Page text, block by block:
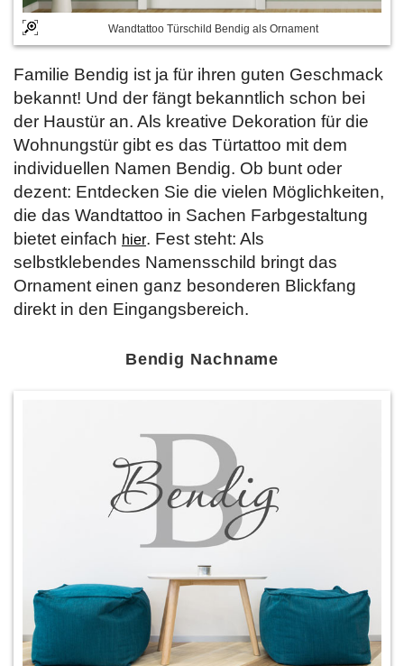
Wandtattoo Türschild Bendig als Ornament
Familie Bendig ist ja für ihren guten Geschmack
bekannt! Und der fängt bekanntlich schon bei
der Haustür an. Als kreative Dekoration für die
Wohnungstür gibt es das Türtattoo mit dem
individuellen Namen Bendig. Ob bunt oder
dezent: Entdecken Sie die vielen Möglichkeiten,
die das Wandtattoo in Sachen Farbgestaltung
bietet einfach hier. Fest steht: Als
selbstklebendes Namensschild bringt das
Ornament einen ganz besonderen Blickfang
direkt in den Eingangsbereich.
Bendig Nachname